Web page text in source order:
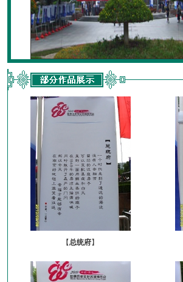
【总统府】